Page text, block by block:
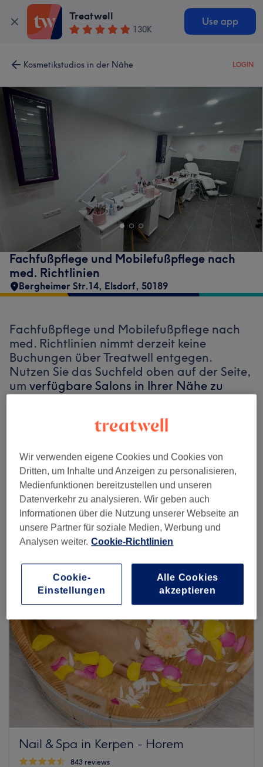
Treatwell
130K
Use app
Kosmetikstudios in der Nähe LOGIN
Fachfußpflege und Mobilefußpflege nach
med. Richtlinien
Bergheimer Str.14, Elsdorf, 50189
Fachfußpflege und Mobilefußpflege nach
med. Richtlinien nimmt derzeit keine
Buchungen über Treatwell entgegen.
Nutzen Sie das Suchfeld oben auf der Seite,
um verfügbare Salons in Ihrer Nähe zu
finden. Dort warten viele erstklassige Profis
Finde die besten Salons in deiner Nähe
Auf Treatwell finden
Nail & Spa in Kerpen - Horem
843 reviews
Wir verwenden eigene Cookies und Cookies von
Dritten, um Inhalte und Anzeigen zu personalisieren,
Medienfunktionen bereitzustellen und unseren
Datenverkehr zu analysieren. Wir geben auch
Informationen über die Nutzung unserer Webseite an
unsere Partner für soziale Medien, Werbung und
Analysen weiter. Cookie-Richtlinien
Cookie-
Einstellungen
Alle Cookies
akzeptieren